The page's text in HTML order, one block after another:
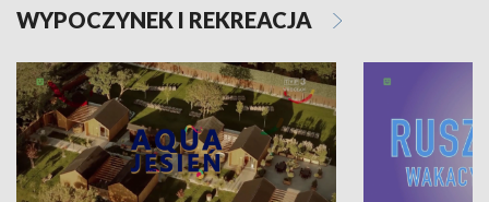
WYPOCZYNEK I REKREACJA